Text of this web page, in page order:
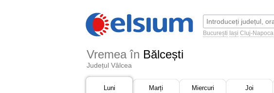
București Iași Cluj-Napoca
Vremea în Bălcești
Județul Vâlcea
Luni Marți Miercuri Joi